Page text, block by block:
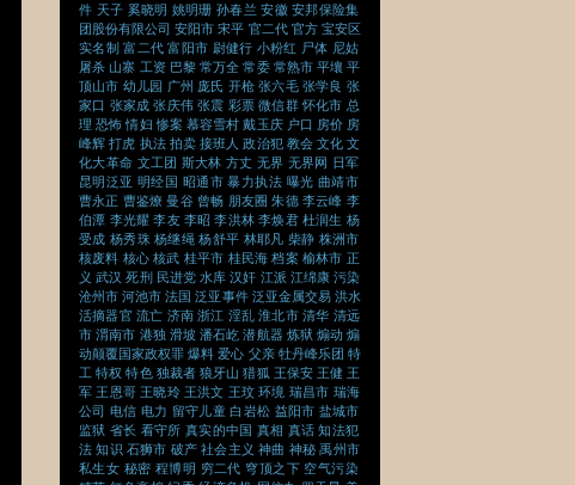
件 天子 奚晓明 姚明珊 孙春兰 安徽 安邦保险集
团股份有限公司 安阳市 宋平 官二代 官方 宝安区
实名制 富二代 富阳市 尉健行 小粉红 尸体 尼姑
屠杀 山寨 工资 巴黎 常万全 常委 常熟市 平壤 平
顶山市 幼儿园 广州 庞氏 开枪 张六毛 张学良 张
家口 张家成 张庆伟 张震 彩票 微信群 怀化市 总
理 恐怖 情妇 惨案 慕容雪村 戴玉庆 户口 房价 房
峰辉 打虎 执法 拍卖 接班人 政治犯 教会 文化 文
化大革命 文工团 斯大林 方丈 无界 无界网 日军
昆明泛亚 明经国 昭通市 暴力执法 曝光 曲靖市
曹永正 曹鉴燎 曼谷 曾畅 朋友圈 朱德 李云峰 李
伯潭 李光耀 李友 李昭 李洪林 李焕君 杜润生 杨
受成 杨秀珠 杨继绳 杨舒平 林耶凡 柴静 株洲市
核废料 核心 核武 桂平市 桂民海 档案 榆林市 正
义 武汉 死刑 民进党 水库 汉奸 江派 江绵康 污染
沧州市 河池市 法国 泛亚事件 泛亚金属交易 洪水
活摘器官 流亡 济南 浙江 淫乱 淮北市 清华 清远
市 渭南市 港独 滑坡 潘石屹 潜航器 炼狱 煽动 煽
动颠覆国家政权罪 爆料 爱心 父亲 牡丹峰乐团 特
工 特权 特色 独裁者 狼牙山 猎狐 王保安 王健 王
军 王恩哥 王晓玲 王洪文 王玟 环境 瑞昌市 瑞海
公司 电信 电力 留守儿童 白岩松 益阳市 盐城市
监狱 省长 看守所 真实的中国 真相 真话 知法犯
法 知识 石狮市 破产 社会主义 神曲 神秘 禹州市
私生女 秘密 程博明 穷二代 穹顶之下 空气污染